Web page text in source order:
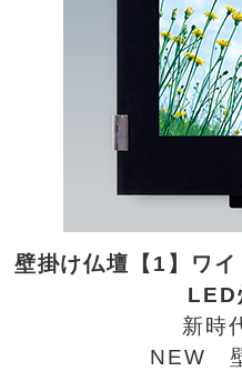
壁掛け仏壇【1】ワ
LED
新時
NEW